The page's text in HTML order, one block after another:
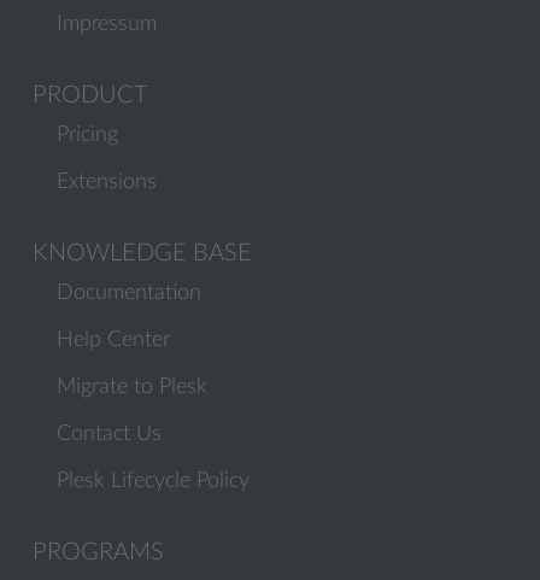
Impressum
PRODUCT
Pricing
Extensions
KNOWLEDGE BASE
Documentation
Help Center
Migrate to Plesk
Contact Us
Plesk Lifecycle Policy
PROGRAMS